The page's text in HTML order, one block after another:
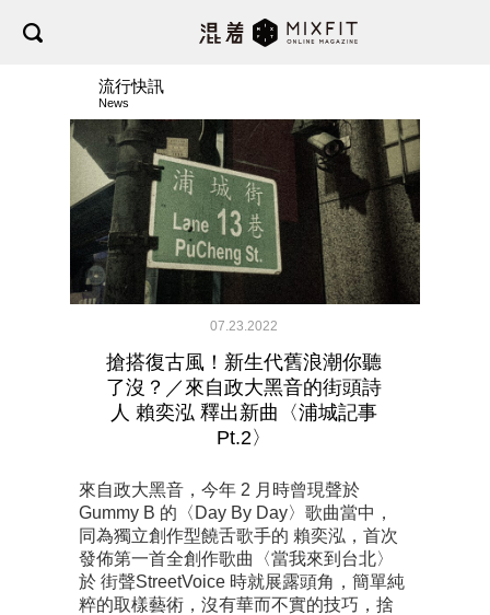
流行快訊
News
07.23.2022
搶搭復古風！新生代舊浪潮你聽
了沒？／來自政大黑音的街頭詩
人 賴奕泓 釋出新曲〈浦城記事
Pt.2〉
來自政大黑音，今年 2 月時曾現聲於
Gummy B 的〈Day By Day〉歌曲當中，
同為獨立創作型饒舌歌手的 賴奕泓，首次
發佈第一首全創作歌曲〈當我來到台北〉
於 街聲StreetVoice 時就展露頭角，簡單純
粹的取樣藝術，沒有華而不實的技巧，捨